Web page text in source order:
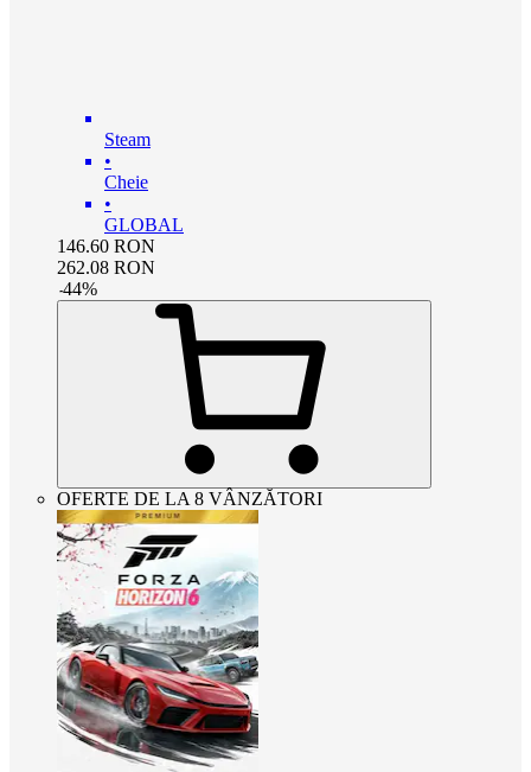
Steam
•
Cheie
•
GLOBAL
146.60 RON
262.08 RON
-44%
OFERTE DE LA 8 VÂNZĂTORI